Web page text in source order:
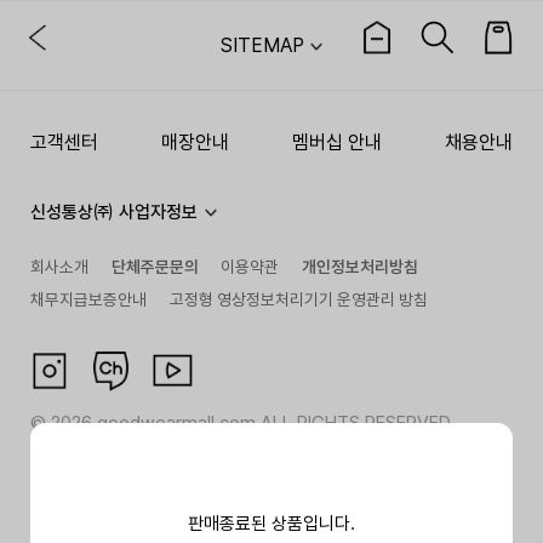
판매종료된 상품입니다.
SITEMAP
고객센터 매장안내 멤버십 안내 채용안내
신성통상㈜ 사업자정보
회사소개 단체주문문의 이용약관
개인정보처리방침
채무지급보증안내
고정형 영상정보처리기기 운영관리 방침
©2026goodwearmall.com ALL RIGHTS RESERVED